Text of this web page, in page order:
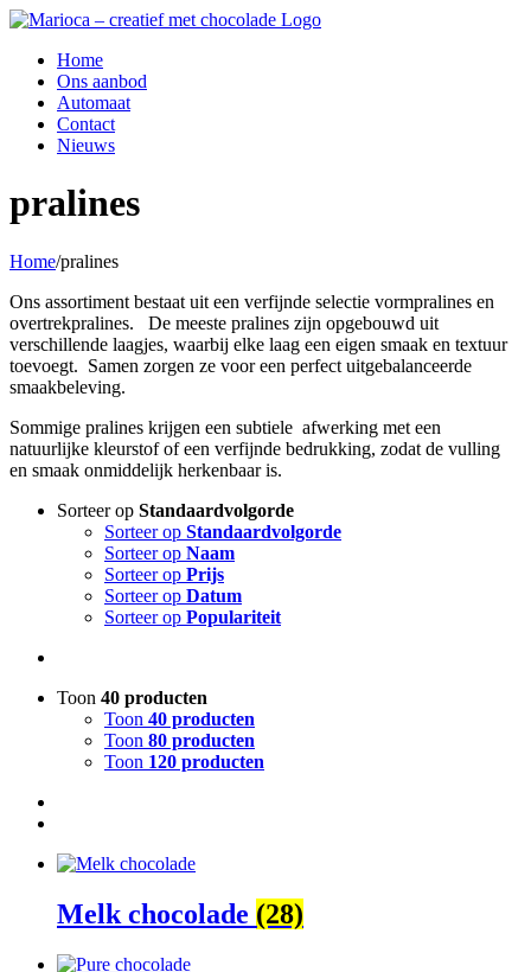
Ga
inhoudHome
Ons aanbod
Automaat
Contact
Nieuws
pralines
Home/pralines
Ons assortiment bestaat uit een verfijnde selectie vormpralines en
overtrekpralines. De meeste pralines zijn opgebouwd uit
verschillende laagjes, waarbij elke laag een eigen smaak en textuur
toevoegt. Samen zorgen ze voor een perfect uitgebalanceerde
smaakbeleving.
Sommige pralines krijgen een subtiele afwerking met een
natuurlijke kleurstof of een verfijnde bedrukking, zodat de vulling
en smaak onmiddelijk herkenbaar is.
Sorteer op Standaardvolgorde
Sorteer op Standaardvolgorde
Sorteer op Naam
Sorteer op Prijs
Sorteer op Datum
Sorteer op Populariteit
Toon 40 producten
Toon 40 producten
Toon 80 producten
Toon 120 producten
Melk chocolade (28)